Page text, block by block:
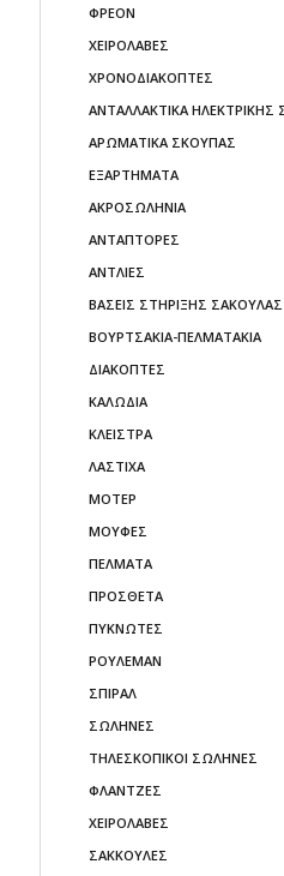
ΦΡΕΟΝ
ΧΕΙΡΟΛΑΒΕΣ
ΧΡΟΝΟΔΙΑΚΟΠΤΕΣ
ΑΝΤΑΛΛΑΚΤΙΚΑ ΗΛΕΚΤΡΙΚΗΣ
ΑΡΩΜΑΤΙΚΑ ΣΚΟΥΠΑΣ
ΕΞΑΡΤΗΜΑΤΑ
ΑΚΡΟΣΩΛΗΝΙΑ
ΑΝΤΑΠΤΟΡΕΣ
ΑΝΤΛΙΕΣ
ΒΑΣΕΙΣ ΣΤΗΡΙΞΗΣ ΣΑΚΟΥΛΑΣ
ΒΟΥΡΤΣΑΚΙΑ-ΠΕΛΜΑΤΑΚΙA
ΔΙΑΚΟΠΤΕΣ
ΚΑΛΩΔΙΑ
ΚΛΕΙΣΤΡΑ
ΛΑΣΤΙΧΑ
ΜΟΤΕΡ
ΜΟΥΦΕΣ
ΠΕΛΜΑΤΑ
ΠΡΟΣΘΕΤΑ
ΠΥΚΝΩΤΕΣ
ΡΟΥΛΕΜΑΝ
ΣΠΙΡΑΛ
ΣΩΛΗΝΕΣ
ΤΗΛΕΣΚΟΠΙΚΟΙ ΣΩΛΗΝΕΣ
ΦΛΑΝΤΖΕΣ
ΧΕΙΡΟΛΑΒΕΣ
ΣΑΚΚΟΥΛΕΣ